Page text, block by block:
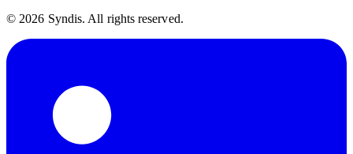
© 2026 Syndis. All rights reserved.